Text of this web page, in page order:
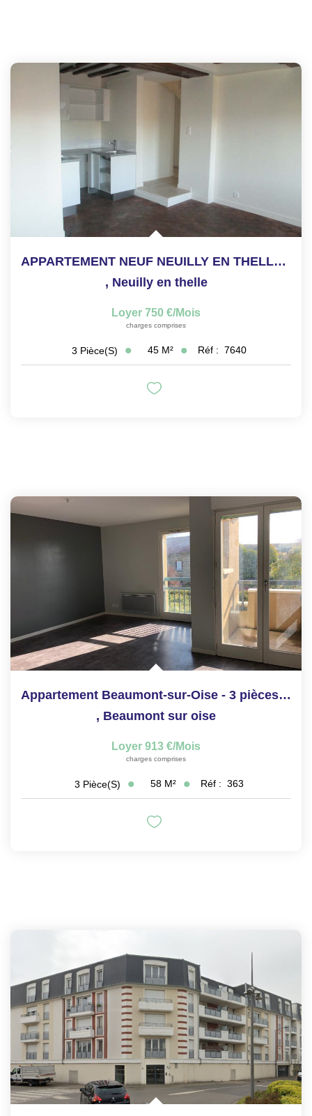
APPARTEMENT NEUF NEUILLY EN THELLE - 3 pièce(s) - 44.5 m2
, Neuilly en thelle
Loyer 750 €/mois
charges comprises
3 Pièce(s) 45 M² Réf : 7640
Appartement Beaumont-sur-Oise - 3 pièces - 57.4 m2
, Beaumont sur oise
Loyer 913 €/mois
charges comprises
3 Pièce(s) 58 M² Réf : 363